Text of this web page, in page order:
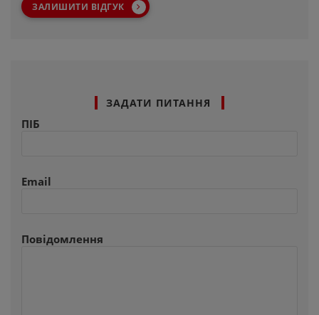
ЗАЛИШИТИ ВІДГУК
ЗАДАТИ ПИТАННЯ
ПІБ
Email
Повідомлення